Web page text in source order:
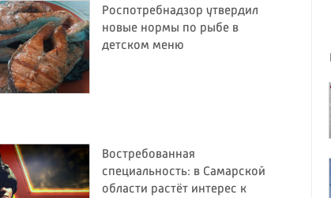
Роспотребнадзор утвердил
новые нормы по рыбе в
детском меню
Востребованная
специальность: в Самарской
области растёт интерес к